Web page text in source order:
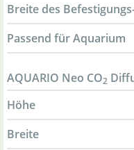
Breite des
Passend für Aquarium
AQUARIO Neo CO2
Höhe
Breite